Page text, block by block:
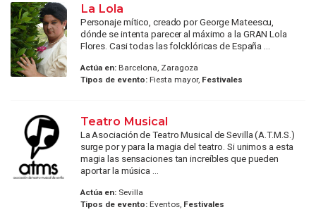
La Lola
Personaje mítico, creado por George Mateescu,
dónde se intenta parecer al máximo a la GRAN Lola
Flores. Casi todas las folcklóricas de España ...
Actúa en:Barcelona, Zaragoza
Tipos de evento:Fiesta mayor, Festivales
Teatro Musical
La Asociación de Teatro Musical de Sevilla (A.T.M.S.)
surge por y para la magia del teatro. Si unimos a esta
magia las sensaciones tan increíbles que pueden
aportar la música ...
Actúa en:Sevilla
Tipos de evento:Eventos, Festivales